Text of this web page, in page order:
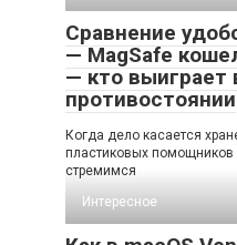
Сравнение
— MagSafe
— кто выиграет
противостоянии
Когда дело касается
пластиковых
стремимся
Интересное